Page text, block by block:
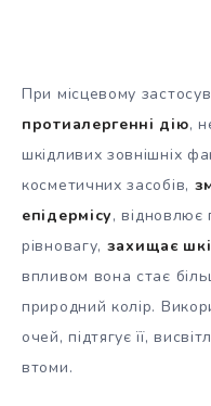
При місцевому
протиалергенні дію,
шкідливих зовнішніх
косметичних засобів,
епідермісу, відновлює
рівновагу, захищає
впливом вона стає
природний колір.
очей, підтягує її,
втоми.